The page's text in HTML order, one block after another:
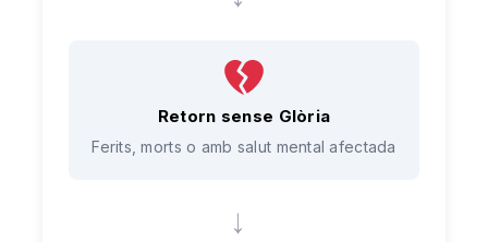
Retorn sense Glòria
Ferits, morts o amb salut mental afectada
→